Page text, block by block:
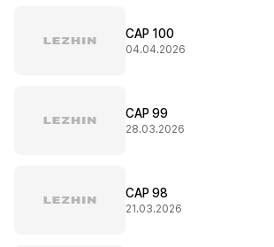
CAP 100
04.04.2026
CAP 99
28.03.2026
CAP 98
21.03.2026